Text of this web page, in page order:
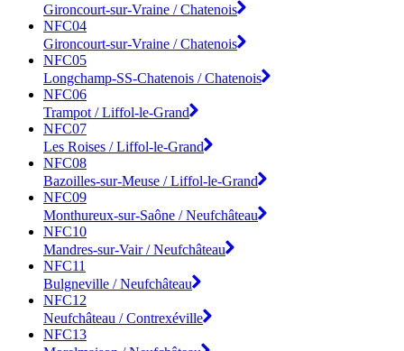
Gironcourt-sur-Vraine / Chatenois
NFC04
Gironcourt-sur-Vraine / Chatenois
NFC05
Longchamp-SS-Chatenois / Chatenois
NFC06
Trampot / Liffol-le-Grand
NFC07
Les Roises / Liffol-le-Grand
NFC08
Bazoilles-sur-Meuse / Liffol-le-Grand
NFC09
Monthureux-sur-Saône / Neufchâteau
NFC10
Mandres-sur-Vair / Neufchâteau
NFC11
Bulgneville / Neufchâteau
NFC12
Neufchâteau / Contrexéville
NFC13